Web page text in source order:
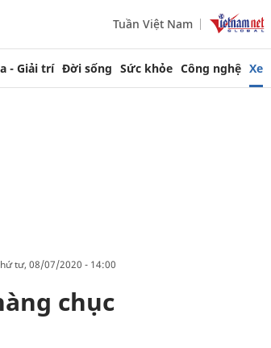
Tuần Việt Nam
- Giải trí Đời sống Sức khỏe Công nghệ Xe
thứ tư, 08/07/2020 - 14:00
chục